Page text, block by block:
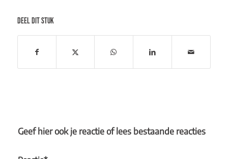
DEEL DIT STUK
Geef hier ook je reactie of lees bestaande reacties